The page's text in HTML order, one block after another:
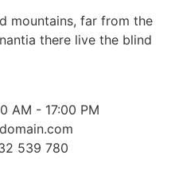
mountains, far from the
there live the blind
AM - 17:00 PM
539 780